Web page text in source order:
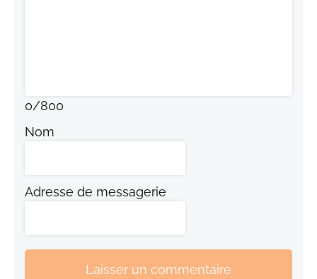
0/800
Nom
Adresse de messagerie
Laisser un commentaire